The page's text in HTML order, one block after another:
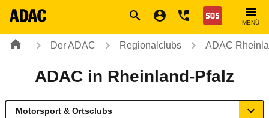
Nothilfe
MENÜ
Der ADAC Regionalclubs ADAC
ADAC in Rheinland-Pfalz
Motorsport & Ortsclubs